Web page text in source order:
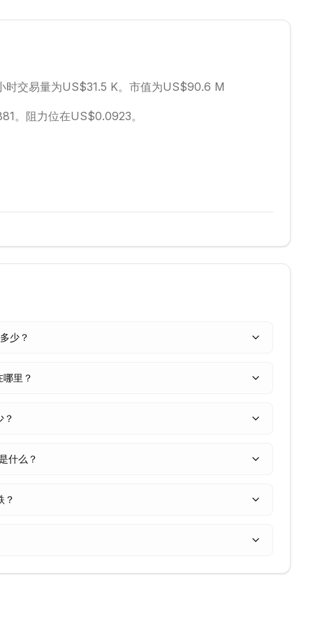
时交易量为US$31.5 K。 市值为US$90.6 M
。 阻力位在US$0.0923。
少？
里？
？
什么？
？